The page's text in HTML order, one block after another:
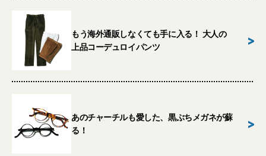
もう海外通販しなくても手に入る！ 大人の
上品コーデュロイパンツ
>
あのチャーチルも愛した、黒ぶちメガネが蘇
る！
>